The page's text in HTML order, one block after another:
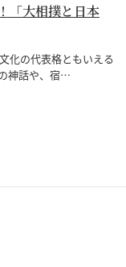
「大相撲と日本
化の代表格ともいえる
神話や、宿…